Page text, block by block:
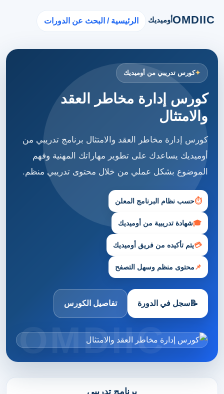
OMDIICأوميديك الرئيسية / البحث عن الدورات
كورس تدريبي من أوميديك
كورس إدارة مخاطر العقد
والامتثال
كورس إدارة مخاطر العقد والامتثال برنامج تدريبي من
أوميديك يساعدك على تطوير مهاراتك المهنية وفهم
الموضوع بشكل عملي من خلال محتوى تدريبي منظم.
⏱حسب نظام البرنامج المعلن
🎓شهادة تدريبية من أوميديك
💳يتم تأكيده من فريق أوميديك
📌محتوى منظم وسهل التصفح
📝سجل في الدورة تفاصيل الكورس
برنامج تدريبي